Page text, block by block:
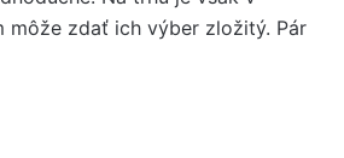
môže zdať ich výber zložitý. Pár